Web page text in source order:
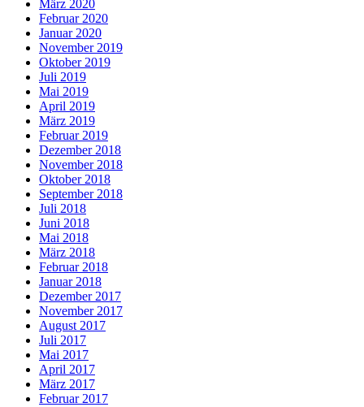
März 2020
Februar 2020
Januar 2020
November 2019
Oktober 2019
Juli 2019
Mai 2019
April 2019
März 2019
Februar 2019
Dezember 2018
November 2018
Oktober 2018
September 2018
Juli 2018
Juni 2018
Mai 2018
März 2018
Februar 2018
Januar 2018
Dezember 2017
November 2017
August 2017
Juli 2017
Mai 2017
April 2017
März 2017
Februar 2017